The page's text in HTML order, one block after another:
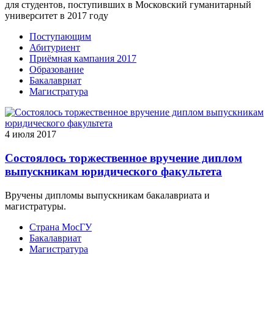
для студентов, поступивших в Московский гуманитарный
университет в 2017 году
Поступающим
Абитуриент
Приёмная кампания 2017
Образование
Бакалавриат
Магистратура
4 июля 2017
Состоялось торжественное вручение диплом
выпускникам юридического факультета
Вручены дипломы выпускникам бакалавриата и
магистратуры.
Страна МосГУ
Бакалавриат
Магистратура